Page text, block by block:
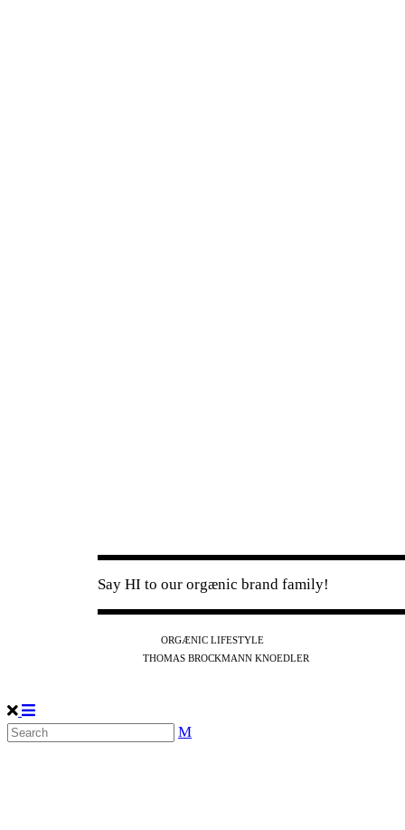
Say HI to our orgænic brand family!
ORGÆNIC LIFESTYLE
THOMAS BROCKMANN KNOEDLER